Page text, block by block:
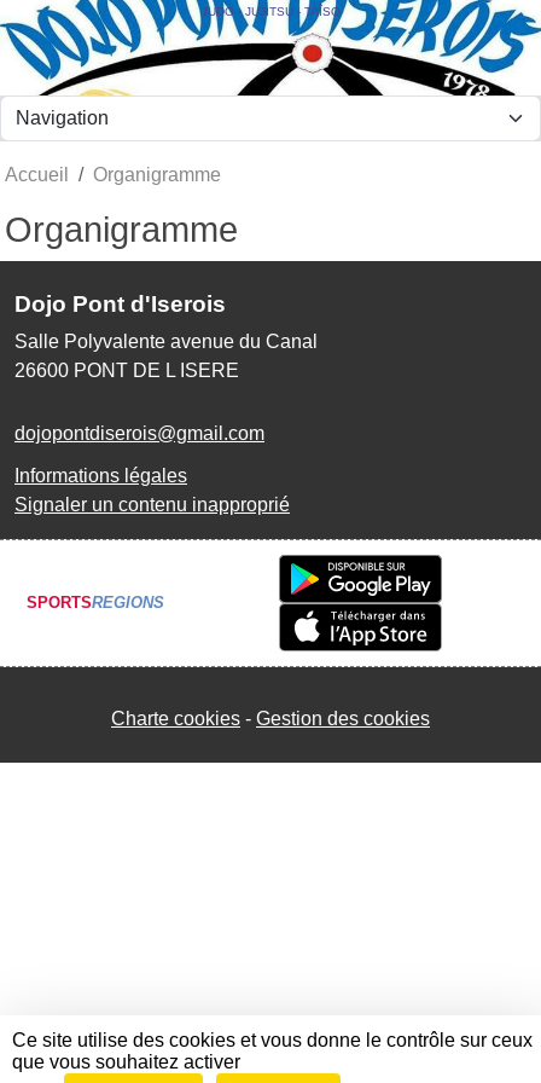
JUDO - JUJITSU - TAÏSO
Accueil Organigramme
Organigramme
Dojo Pont d'Iserois
Salle Polyvalente avenue du Canal
26600 PONT DE L ISERE
dojopontdiserois@gmail.com
Informations légales
Signaler un contenu inapproprié
SPORTSREGIONS
Charte cookies Gestion des cookies
Panneau de gestion des cookies
Ce site utilise des cookies et vous donne le contrôle sur ceux
que vous souhaitez activer